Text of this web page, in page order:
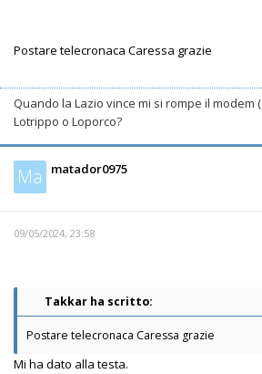
Postare telecronaca Caressa grazie
Quando la Lazio vince mi si rompe il modem (
Lotrippo o Loporco?
Ma matador0975
09/05/2024, 23:58
Takkar ha scritto:
Postare telecronaca Caressa grazie
Mi ha dato alla testa.